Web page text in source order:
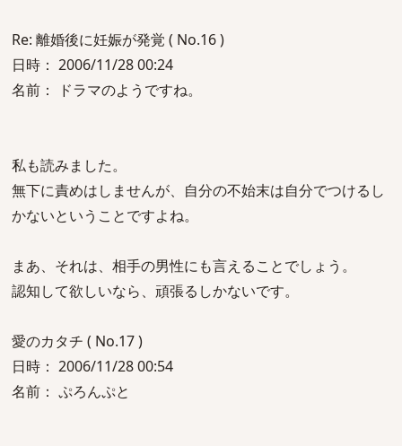
Re: 離婚後に妊娠が発覚 ( No.16 )
日時： 2006/11/28 00:24
名前： ドラマのようですね。
私も読みました。
無下に責めはしませんが、自分の不始末は自分でつけるし
かないということですよね。
まあ、それは、相手の男性にも言えることでしょう。
認知して欲しいなら、頑張るしかないです。
愛のカタチ ( No.17 )
日時： 2006/11/28 00:54
名前： ぷろんぷと